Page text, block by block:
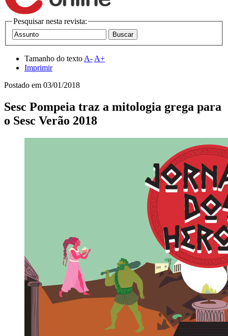
Pesquisar nesta revista:
Tamanho do texto A- A+
Imprimir
Postado em 03/01/2018
Sesc Pompeia traz a mitologia grega para
o Sesc Verão 2018